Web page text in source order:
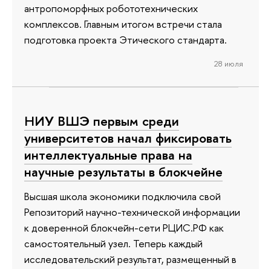
антропоморфных робототехнических
комплексов. Главным итогом встречи стала
подготовка проекта Этического стандарта.
28 июля
НИУ ВШЭ первым среди
университетов начал фиксировать
интеллектуальные права на
научные результаты в блокчейне
Высшая школа экономики подключила свой
Репозиторий научно-технической информации
к доверенной блокчейн-сети РЦИС.РФ как
самостоятельный узел. Теперь каждый
исследовательский результат, размещенный в